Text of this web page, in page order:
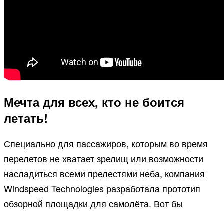
Мечта для всех, кто не боится
летать!
Специально для пассажиров, которым во время
перелетов не хватает зрелищ или возможности
насладиться всеми прелестями неба, компания
Windspeed Technologies разработала прототип
обзорной площадки для самолёта. Вот бы